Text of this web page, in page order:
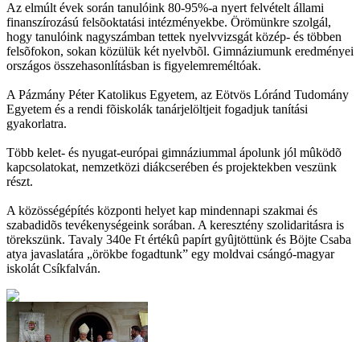
Az elmúlt évek során tanulóink 80-95%-a nyert felvételt állami
finanszírozású felsõoktatási intézményekbe. Örömünkre szolgál,
hogy tanulóink nagyszámban tettek nyelvvizsgát közép- és többen
felsõfokon, sokan közülük két nyelvbõl. Gimnáziumunk eredményei
országos összehasonlításban is figyelemreméltóak.
A Pázmány Péter Katolikus Egyetem, az Eötvös Lóránd Tudomány
Egyetem és a rendi fõiskolák tanárjelöltjeit fogadjuk tanítási
gyakorlatra.
Több kelet- és nyugat-európai gimnáziummal ápolunk jól mûködõ
kapcsolatokat, nemzetközi diákcserében és projektekben veszünk
részt.
A közösségépítés központi helyet kap mindennapi szakmai és
szabadidõs tevékenységeink sorában. A keresztény szolidaritásra is
törekszünk. Tavaly 340e Ft értékû papírt gyûjtöttünk és Böjte Csaba
atya javaslatára „örökbe fogadtunk” egy moldvai csángó-magyar
iskolát Csíkfalván.